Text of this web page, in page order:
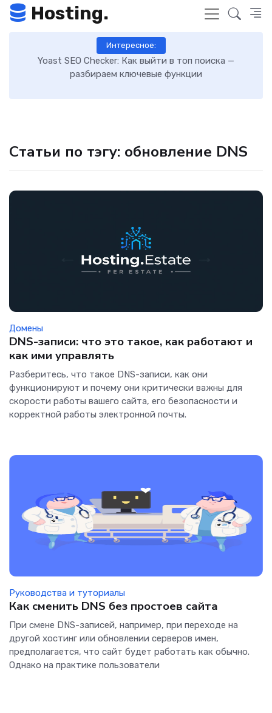
Hosting.
Интересное:
Yoast SEO Checker: Как выйти в топ поиска —
разбираем ключевые функции
Статьи по тэгу: обновление DNS
Домены
DNS-записи: что это такое, как работают и
как ими управлять
Разберитесь, что такое DNS-записи, как они
функционируют и почему они критически важны для
скорости работы вашего сайта, его безопасности и
корректной работы электронной почты.
Руководства и туториалы
Как сменить DNS без простоев сайта
При смене DNS-записей, например, при переходе на
другой хостинг или обновлении серверов имен,
предполагается, что сайт будет работать как обычно.
Однако на практике пользователи